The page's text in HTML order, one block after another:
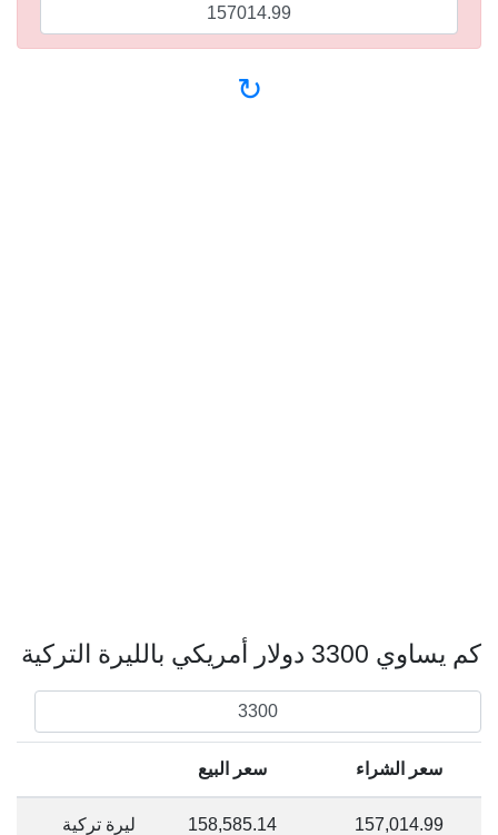
↻
كم يساوي 3300 دولار أمريكي بالليرة التركية
سعر الشراء سعر البيع
157,014.99
158,585.14 ليرة تركية